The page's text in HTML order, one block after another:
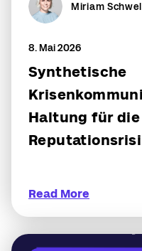
Miriam
8. Mai 2026
Synthetische
Haltung für die
Read More